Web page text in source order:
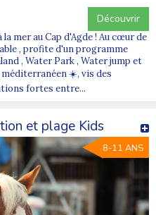
Découvrir
mer au Cap d'Agde ! Au cœur de
, profite d'un programme
, Water Park , Water jump et
méditerranéen ☀️, vis des
fortes entre...
et plage Kids
8-11 ANS